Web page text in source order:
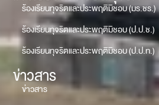
ร้องเรียนทุจริตและประพฤติมิชอบ (มร.ชร.)
ร้องเรียนทุจริตและประพฤติมิชอบ (ป.ป.ช.)
ร้องเรียนทุจริตและประพฤติมิชอบ (ป.ป.ท.)
ข่าวสาร
ข่าวสาร